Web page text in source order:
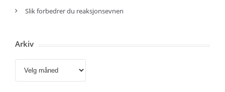
Slik forbedrer du reaksjonsevnen
Arkiv